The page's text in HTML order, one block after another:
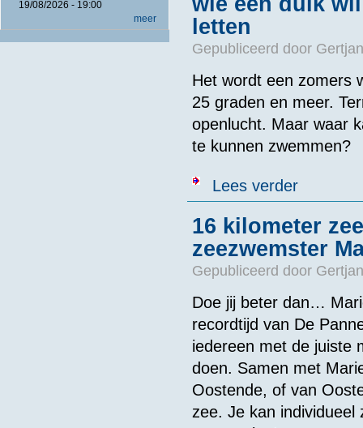
19/08/2026 - 19:00
meer
letten
Gepubliceerd door
Het wordt een zomers
25 graden en meer.
openlucht. Maar waar
te kunnen zwemmen?
Lees verderover Hier kan
16 kilometer
zeezwemster
Gepubliceerd door
Doe jij beter dan…
recordtijd van De
iedereen met de juiste
doen. Samen met
Oostende, of van
zee. Je kan